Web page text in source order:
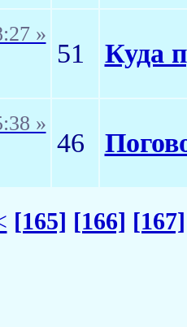
»
51 Куда
»
46
[165] [166] [167]